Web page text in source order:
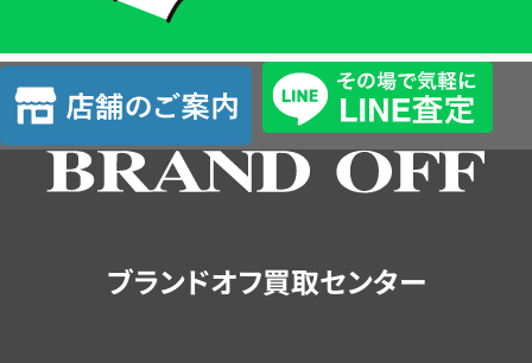
査
定
店
舗
の
ブランドオフ買取センター